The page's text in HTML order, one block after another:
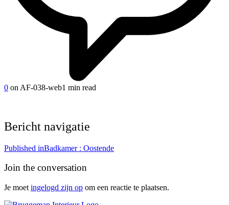
0 on AF-038-web1 min read
Bericht navigatie
Published inBadkamer : Oostende
Join the conversation
Je moet ingelogd zijn op om een reactie te plaatsen.